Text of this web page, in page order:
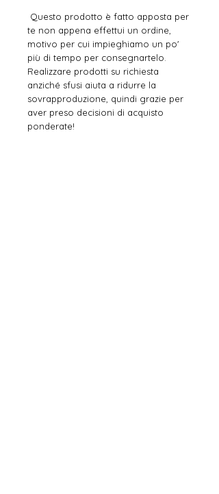
te non appena effettui un ordine,
motivo per cui impieghiamo un po'
più di tempo per consegnartelo.
Realizzare prodotti su richiesta
anziché sfusi aiuta a ridurre la
sovrapproduzione, quindi grazie per
aver preso decisioni di acquisto
ponderate!